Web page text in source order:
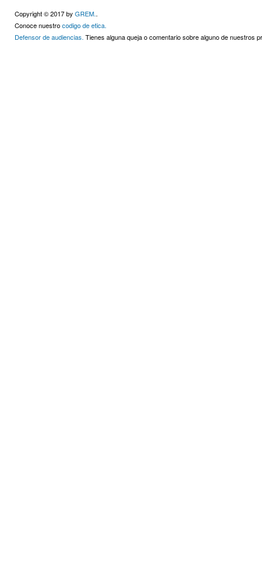
Copyright © 2017 by GREM..
Conoce nuestrocodigo de etica.
Defensor de audiencias. Tienes alguna queja o comentario sobre alguno de nuestros